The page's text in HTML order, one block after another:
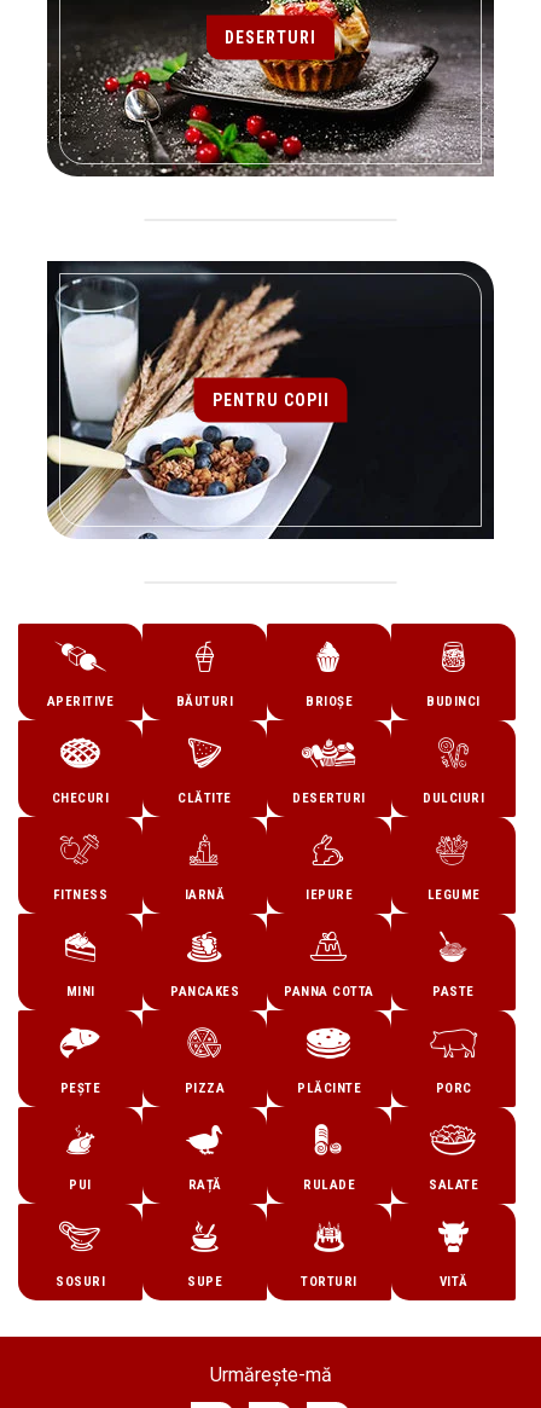
DESERTURI
APERITIVE BĂUTURI BRIOȘE BUDINCI
CHECURI CLĂTITE DESERTURI DULCIURI
FITNESS IARNĂ IEPURE LEGUME
MINI PANCAKES PANNA COTTA PASTE
PEȘTE PIZZA PLĂCINTE PORC
PUI RAȚĂ RULADE SALATE
SOSURI SUPE TORTURI VITĂ
PENTRU COPII
Urmărește-mă